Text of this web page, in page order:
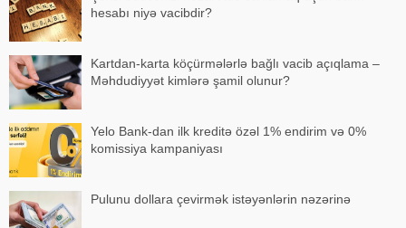
hesabı niyə vacibdir?
Kartdan-karta köçürmələrlə bağlı vacib açıqlama –
Məhdudiyyət kimlərə şamil olunur?
Yelo Bank-dan ilk kreditə özəl 1% endirim və 0%
komissiya kampaniyası
Pulunu dollara çevirmək istəyənlərin nəzərinə